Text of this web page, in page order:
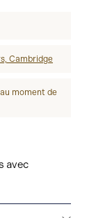
Cambridge
moment de
avec